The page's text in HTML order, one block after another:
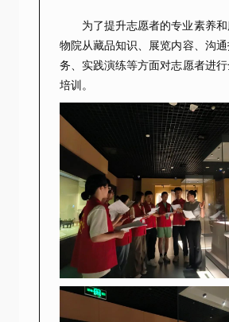
为了提升志愿者的专业素养
物院从藏品知识、展览内容、沟
务、实践演练等方面对志愿者进
培训。